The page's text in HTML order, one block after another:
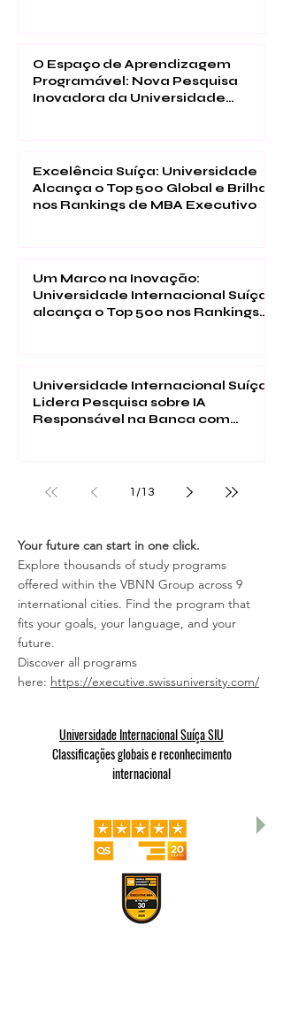
O Espaço de Aprendizagem
Programável: Nova Pesquisa
Inovadora da Universidade
Excelência Suíça: Universidade
Alcança o Top 500 Global e Brilha
nos Rankings de MBA Executivo
Um Marco na Inovação:
Universidade Internacional Suíça
alcança o Top 500 nos Rankings
Universidade Internacional Suíça
Lidera Pesquisa sobre IA
Responsável na Banca com
1 /13
Your future can start in one click.
Explore thousands of study programs
offered within the VBNN Group across 9
international cities. Find the program that
fits your goals, your language, and your
future.
Discover all programs
here: https://executive.swissuniversity.com/
Universidade Internacional Suíça SIU
Classificações globais e reconhecimento
internacional